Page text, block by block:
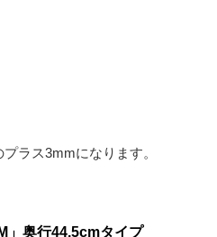
ラス3mmになります。
」奥行44.5cmタイプ